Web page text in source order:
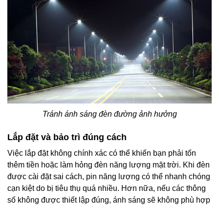
Tránh ánh sáng đèn đường ảnh hưởng
Lắp đặt và bảo trì đúng cách
Việc lắp đặt không chính xác có thể khiến bạn phải tốn
thêm tiền hoặc làm hỏng đèn năng lượng mặt trời. Khi đèn
được cài đặt sai cách, pin năng lượng có thể nhanh chóng
cạn kiệt do bị tiêu thụ quá nhiều. Hơn nữa, nếu các thông
số không được thiết lập đúng, ánh sáng sẽ không phù hợp